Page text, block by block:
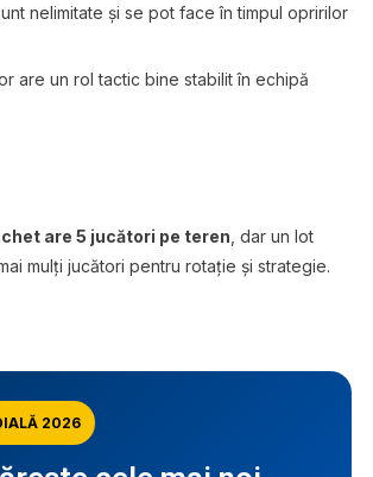
nelimitate și se pot face în timpul opririlor
are un rol tactic bine stabilit în echipă
are 5 jucători pe teren, dar un lot
mulți jucători pentru rotație și strategie.
2026